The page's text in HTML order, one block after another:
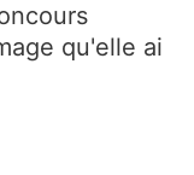
qu'elle ai